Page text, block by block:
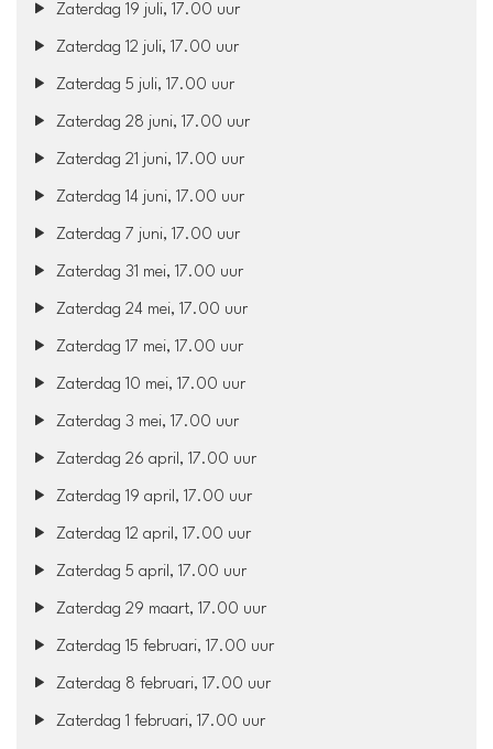
Zaterdag 19 juli, 17.00 uur
Zaterdag 12 juli, 17.00 uur
Zaterdag 5 juli, 17.00 uur
Zaterdag 28 juni, 17.00 uur
Zaterdag 21 juni, 17.00 uur
Zaterdag 14 juni, 17.00 uur
Zaterdag 7 juni, 17.00 uur
Zaterdag 31 mei, 17.00 uur
Zaterdag 24 mei, 17.00 uur
Zaterdag 17 mei, 17.00 uur
Zaterdag 10 mei, 17.00 uur
Zaterdag 3 mei, 17.00 uur
Zaterdag 26 april, 17.00 uur
Zaterdag 19 april, 17.00 uur
Zaterdag 12 april, 17.00 uur
Zaterdag 5 april, 17.00 uur
Zaterdag 29 maart, 17.00 uur
Zaterdag 15 februari, 17.00 uur
Zaterdag 8 februari, 17.00 uur
Zaterdag 1 februari, 17.00 uur